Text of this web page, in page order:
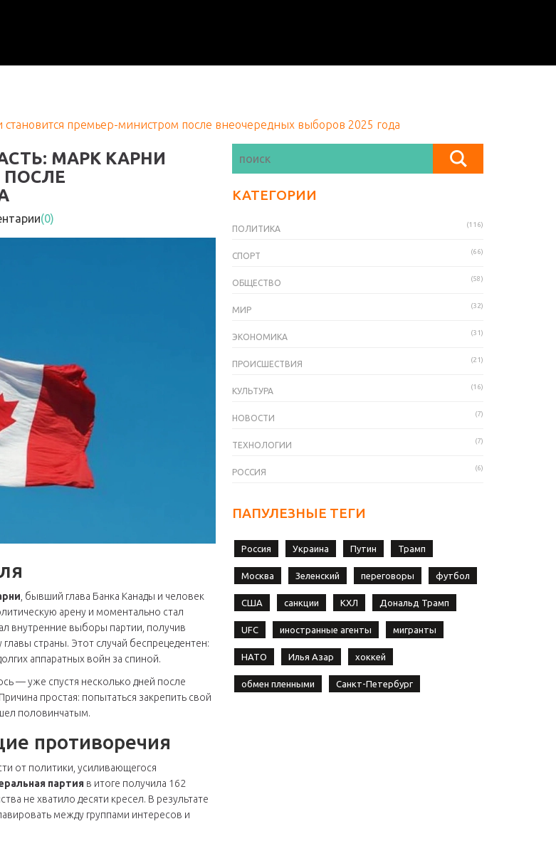
премьер-министром после внеочередных выборов 2025 года
МАРК КАРНИ
(0)
, бывший глава Банка Канады и человек
арену и моментально стал
внутренние выборы партии, получив
страны. Этот случай беспрецедентен:
аппаратных войн за спиной.
— уже спустя несколько дней после
простая: попытаться закрепить свой
половинчатым.
противоречия
от политики, усиливающегося
партия в итоге получила 162
не хватило десяти кресел. В результате
между группами интересов и
КАТЕГОРИИ
ПОЛИТИКА (116)
СПОРТ (66)
ОБЩЕСТВО (58)
МИР (32)
ЭКОНОМИКА (31)
ПРОИСШЕСТВИЯ (21)
КУЛЬТУРА (16)
НОВОСТИ (7)
ТЕХНОЛОГИИ (7)
РОССИЯ (6)
ПАПУЛЕЗНЫЕ ТЕГИ
Россия Украина Путин Трамп
Москва Зеленский переговоры футбол
США санкции КХЛ Дональд Трамп
UFC иностранные агенты мигранты
НАТО Илья Азар хоккей
обмен пленными Санкт-Петербург